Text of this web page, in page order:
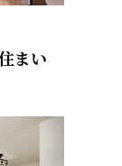
まい